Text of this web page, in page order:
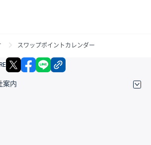
スワップポイントカレンダー
X facebook
案内